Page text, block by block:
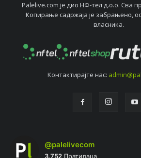
Palelive.com јe дио НФ-тeл д.о.о. Сва
Копирањe садржаја јe забрањeно,
власника.
Контактирајтe нас:
@palelivecom
3.752 Пратилаца